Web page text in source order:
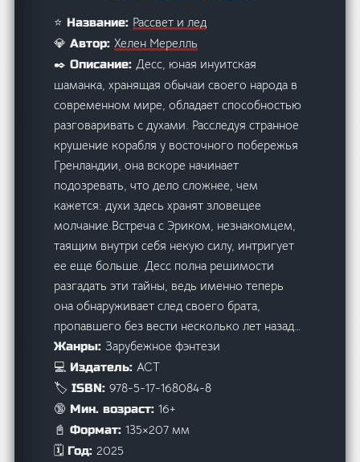
⭐ Название: Рассвет и лед
💎 Автор:Хелен Мерелль
✒️ Описание:Десс, юная инуитская
шаманка, хранящая обычаи своего народа в
современном мире, обладает способностью
разговаривать с духами. Расследуя странное
крушение корабля у восточного побережья
Гренландии, она вскоре начинает
подозревать, что дело сложнее, чем
кажется: духи здесь хранят зловещее
молчание.Встреча с Эриком, незнакомцем,
таящим внутри себя некую силу, интригует
ее еще больше. Десс полна решимости
разгадать эти тайны, ведь именно теперь
она обнаруживает след своего брата,
пропавшего без вести несколько лет назад…
Жанры:Зарубежное фэнтези
💻 Издатель:АСТ
🏷️ ISBN:978-5-17-168084-8
🔞 Мин. возраст:16+
📓 Формат:135×207 мм
🗓️ Год:2025